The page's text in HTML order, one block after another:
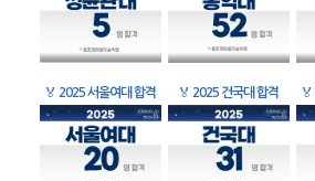
🏅 2025 서울여대 합격 🏅 2025 건국대 합격 🏅